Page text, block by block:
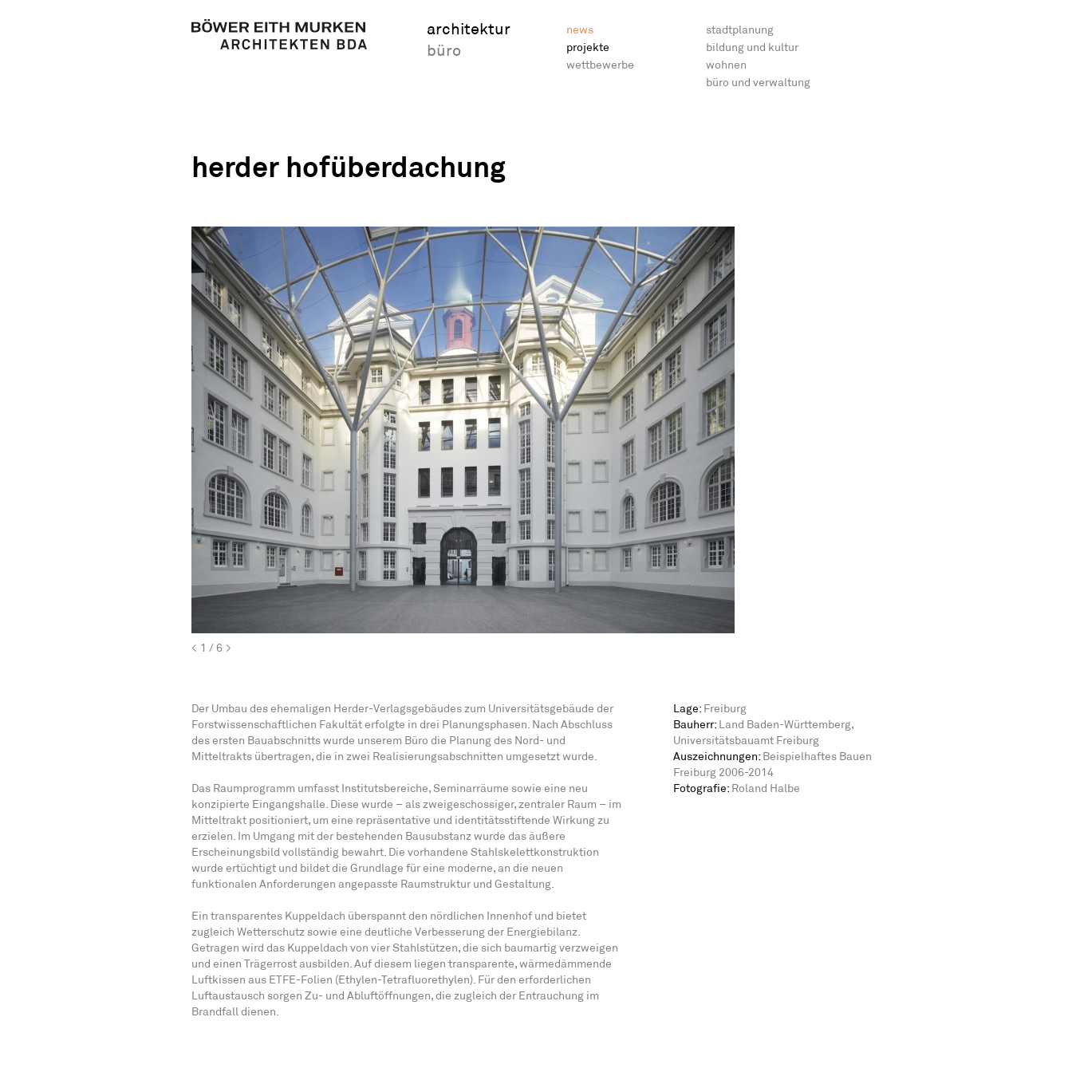
architektur news
projekte
stadtplanung
bildung und kultur
wohnen
büro und verwaltung
wettbewerbe
büro
herder hofüberdachung
1 6
< >
Der Umbau des ehemaligen Herder-Verlagsgebäudes zum Universitätsgebäude der
Forstwissenschaftlichen Fakultät erfolgte in drei Planungsphasen. Nach Abschluss
des ersten Bauabschnitts wurde unserem Büro die Planung des Nord- und
Mitteltrakts übertragen, die in zwei Realisierungsabschnitten umgesetzt wurde.
Das Raumprogramm umfasst Institutsbereiche, Seminarräume sowie eine neu
konzipierte Eingangshalle. Diese wurde – als zweigeschossiger, zentraler Raum – im
Mitteltrakt positioniert, um eine repräsentative und identitätsstiftende Wirkung zu
erzielen. Im Umgang mit der bestehenden Bausubstanz wurde das äußere
Erscheinungsbild vollständig bewahrt. Die vorhandene Stahlskelettkonstruktion
wurde ertüchtigt und bildet die Grundlage für eine moderne, an die neuen
funktionalen Anforderungen angepasste Raumstruktur und Gestaltung.
Ein transparentes Kuppeldach überspannt den nördlichen Innenhof und bietet
zugleich Wetterschutz sowie eine deutliche Verbesserung der Energiebilanz.
Getragen wird das Kuppeldach von vier Stahlstützen, die sich baumartig verzweigen
und einen Trägerrost ausbilden. Auf diesem liegen transparente, wärmedämmende
Luftkissen aus ETFE-Folien (Ethylen-Tetrafluorethylen). Für den erforderlichen
Luftaustausch sorgen Zu- und Abluftöffnungen, die zugleich der Entrauchung im
Brandfall dienen.
Lage: Freiburg
Bauherr: Land Baden-Württemberg,
Universitätsbauamt Freiburg
Auszeichnungen: Beispielhaftes Bauen
Freiburg 2006-2014
Fotografie: Roland Halbe